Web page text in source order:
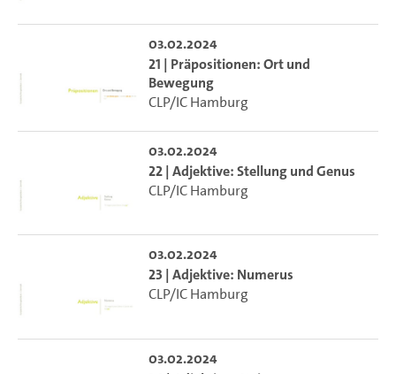
03.02.2024
21 | Präpositionen: Ort und
Bewegung
CLP/IC Hamburg
03.02.2024
22 | Adjektive: Stellung und Genus
CLP/IC Hamburg
03.02.2024
23 | Adjektive: Numerus
CLP/IC Hamburg
03.02.2024